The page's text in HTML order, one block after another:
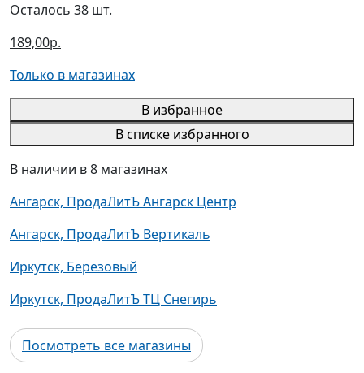
Осталось 38 шт.
189,00р.
Только в магазинах
В избранное
В списке избранного
В наличии в 8 магазинах
Ангарск, ПродаЛитЪ Ангарск Центр
Ангарск, ПродаЛитЪ Вертикаль
Иркутск, Березовый
Иркутск, ПродаЛитЪ ТЦ Снегирь
Посмотреть все магазины